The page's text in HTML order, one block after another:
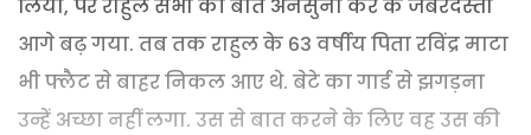
लिया, पर राहुल सभी की बात अनसुनी कर के जबरदस्ती
आगे बढ़ गया. तब तक राहुल के 63 वर्षीय पिता रविंद्र माटा
भी फ्लैट से बाहर निकल आए थे. बेटे का गार्ड से झगड़ना
उन्हें अच्छा नहीं लगा. उस से बात करने के लिए वह उस की